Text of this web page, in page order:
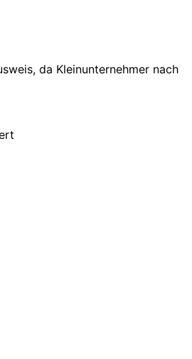
da Kleinunternehmer nach